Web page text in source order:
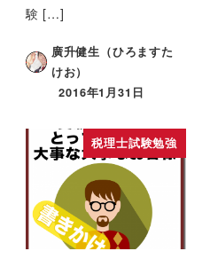
験 […]
廣升健生（ひろますた
けお）
2016年1月31日
税理士試験勉強